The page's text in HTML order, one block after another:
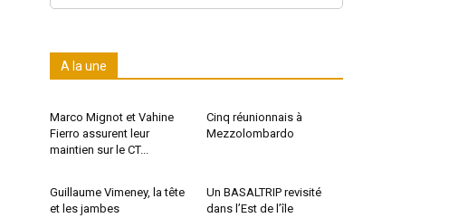
A la une
Marco Mignot et Vahine
Fierro assurent leur
maintien sur le CT...
Cinq réunionnais à
Mezzolombardo
Guillaume Vimeney, la tête
et les jambes
Un BASALTRIP revisité
dans l’Est de l’île